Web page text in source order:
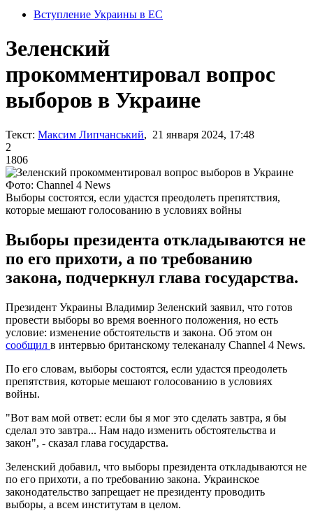
Вступление Украины в ЕС
Зеленский
прокомментировал вопрос
выборов в Украине
Текст: Максим Липчанський, 21 января 2024, 17:48
2
1806
Фото: Channel 4 News
Выборы состоятся, если удастся преодолеть препятствия,
которые мешают голосованию в условиях войны
Выборы президента откладываются не
по его прихоти, а по требованию
закона, подчеркнул глава государства.
Президент Украины Владимир Зеленский заявил, что готов
провести выборы во время военного положения, но есть
условие: изменение обстоятельств и закона. Об этом он
сообщил в интервью британскому телеканалу Channel 4 News.
По его словам, выборы состоятся, если удастся преодолеть
препятствия, которые мешают голосованию в условиях
войны.
"Вот вам мой ответ: если бы я мог это сделать завтра, я бы
сделал это завтра... Нам надо изменить обстоятельства и
закон", - сказал глава государства.
Зеленский добавил, что выборы президента откладываются не
по его прихоти, а по требованию закона. Украинское
законодательство запрещает не президенту проводить
выборы, а всем институтам в целом.